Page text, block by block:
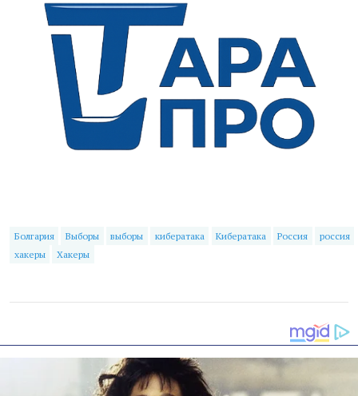
Болгария Выборы выборы кибератака Кибератака Россия
россия
хакеры
Хакеры